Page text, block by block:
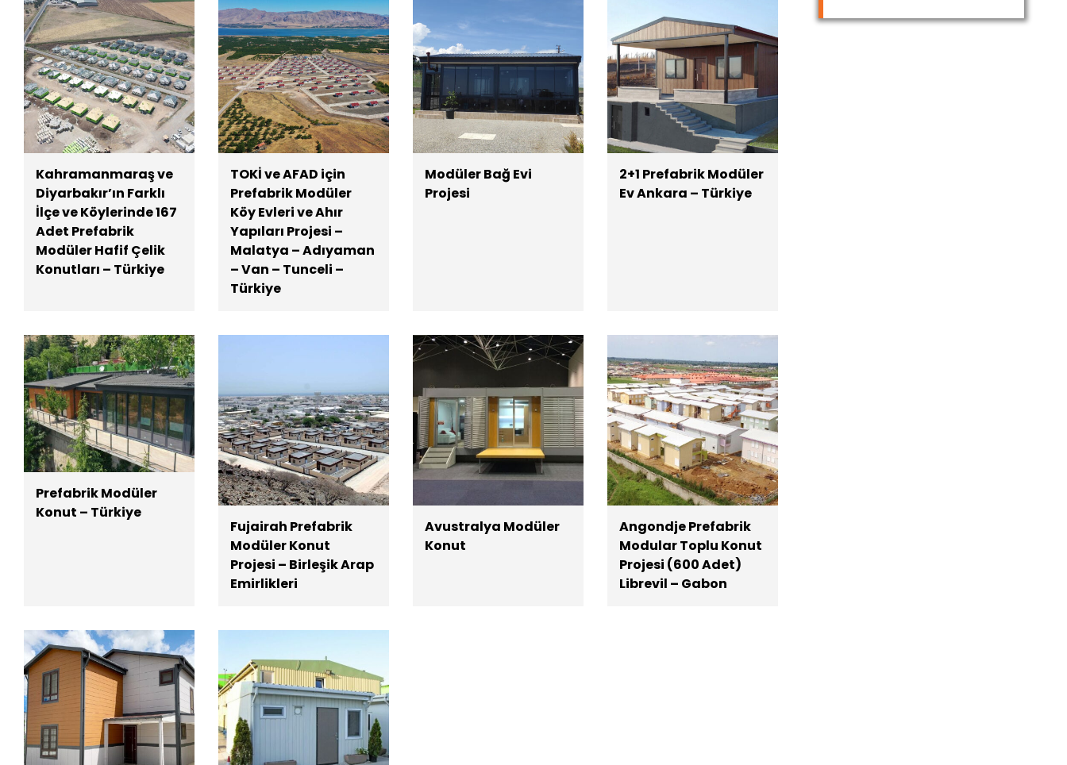
Kahramanmaraş ve
Diyarbakır’ın Farklı
İlçe ve Köylerinde 167
Adet Prefabrik
Modüler Hafif Çelik
Konutları – Türkiye
TOKİ ve AFAD için
Prefabrik Modüler
Köy Evleri ve Ahır
Yapıları Projesi –
Malatya – Adıyaman
– Van – Tunceli –
Türkiye
Modüler Bağ Evi
Projesi
2+1 Prefabrik Modüler
Ev Ankara – Türkiye
Prefabrik Modüler
Konut – Türkiye
Fujairah Prefabrik
Modüler Konut
Projesi – Birleşik Arap
Emirlikleri
Avustralya Modüler
Konut
Angondje Prefabrik
Modular Toplu Konut
Projesi (600 Adet)
Librevil – Gabon